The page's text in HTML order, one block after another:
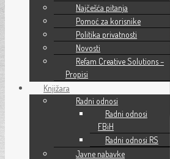
Najčešća pitanja
Pomoć za korisnike
Politika privatnosti
Novosti
Refam Creative Solutions –
Propisi
Knjižara
Radni odnosi
Radni odnosi
FBiH
Radni odnosi RS
Javne nabavke